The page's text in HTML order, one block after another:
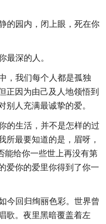
的园内，闭上眼，死在你
最深的人。
，我们每个人都是孤独
正因为由己及人地领悟到
别人充满最诚挚的爱。
的生活，并不是怎样的过
所最要知道的是，眉呀，
能给你一些世上再没有第
爱你的爱里你得到了你一
今回归绚丽色彩。世界曾
歌。夜里黑暗覆盖着左